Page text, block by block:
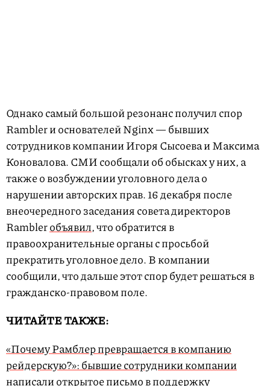
Однако самый большой резонанс получил спор
Rambler и основателей Nginx — бывших
сотрудников компании Игоря Сысоева и Максима
Коновалова. СМИ сообщали об обысках у них, а
также о возбуждении уголовного дела о
нарушении авторских прав. 16 декабря после
внеочередного заседания совета директоров
Ramblerобъявил, что обратится в
правоохранительные органы с просьбой
прекратить уголовное дело. В компании
сообщили, что дальше этот спор будет решаться в
гражданско-правовом поле.
ЧИТАЙТЕ ТАКЖЕ:
«Почему Рамблер превращается в компанию
рейдерскую?»: бывшие сотрудники компании
написали открытое письмо в поддержку